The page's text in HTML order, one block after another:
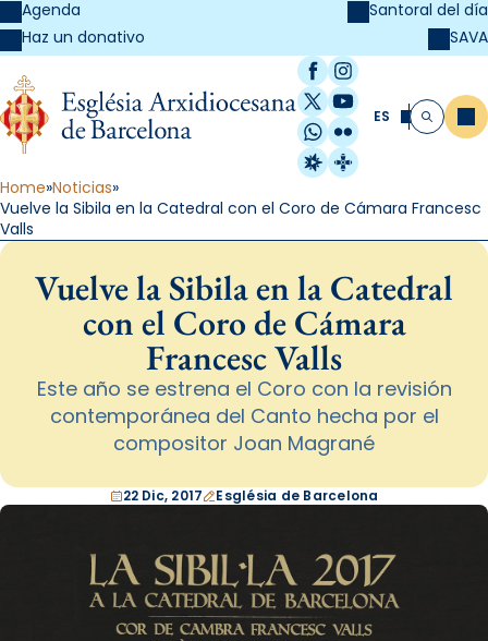
Agenda
Haz un donativo
Santoral del día
SAVA
Facebook
Instagram
X / Twitter
YouTube
WhatsApp
Flickr
Radio Estel
Catalunya
ES Buscar
Home Noticias
Vuelve la Sibila en la Catedral con el Coro de Cámara Francesc
Valls
Vuelve la Sibila en la Catedral
con el Coro de Cámara
Francesc Valls
Este año se estrena el Coro con la revisión
contemporánea del Canto hecha por el
compositor Joan Magrané
22 Dic, 2017 Església de Barcelona